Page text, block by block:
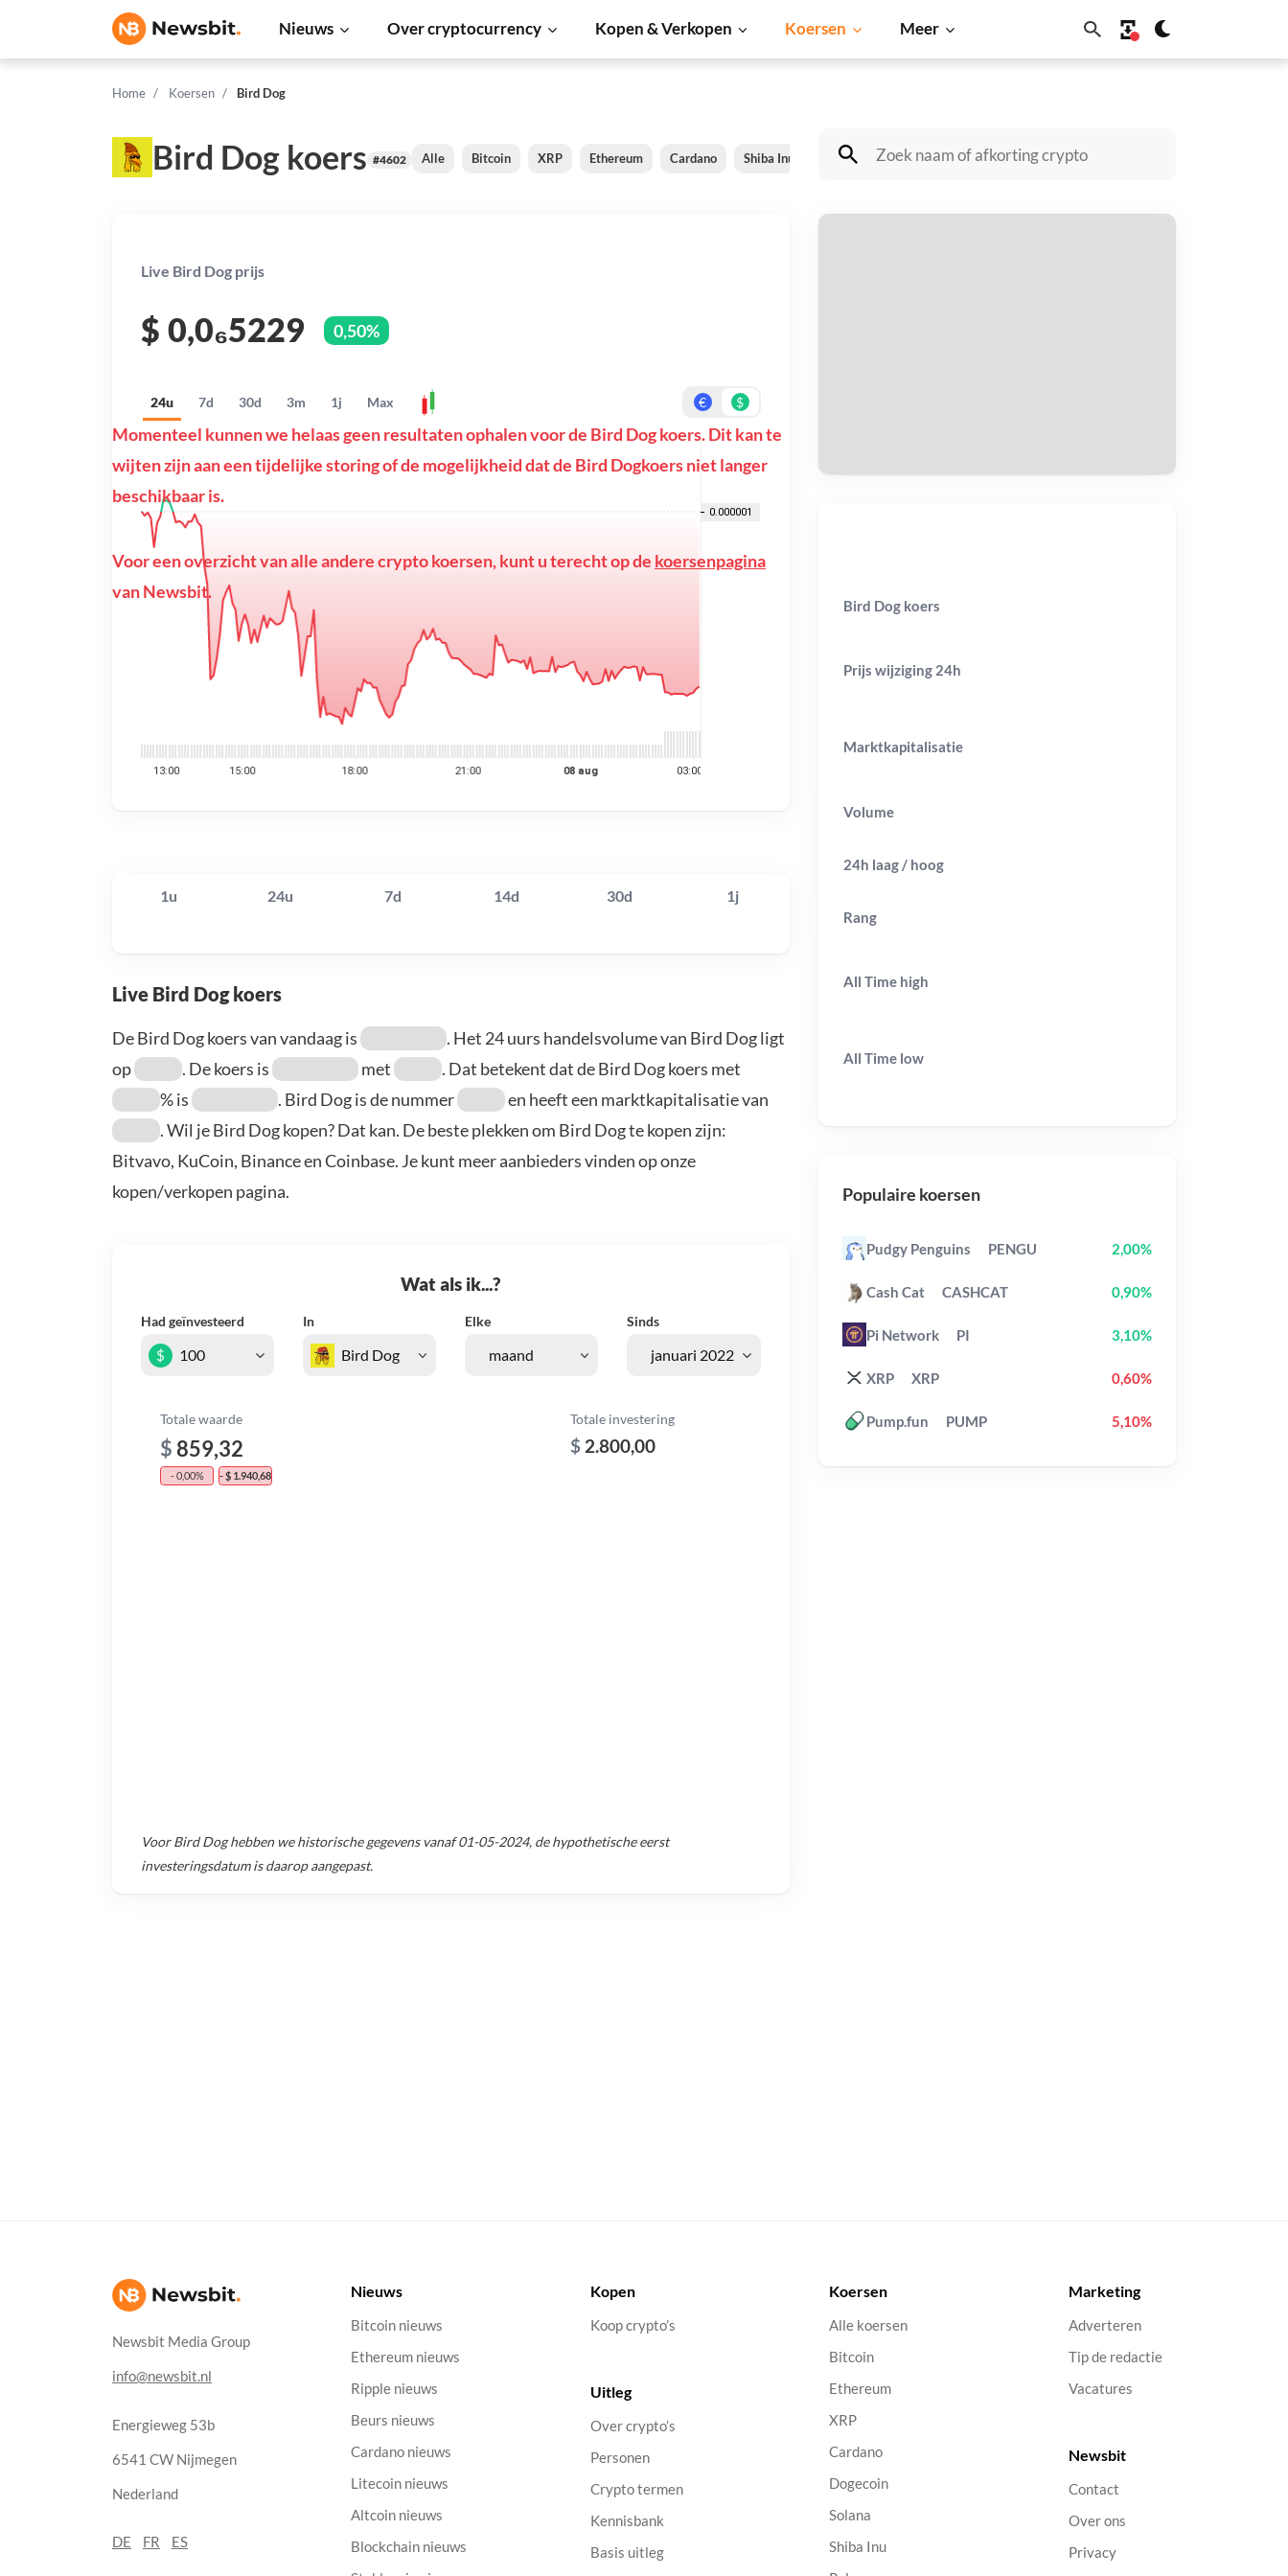
Nieuws Over cryptocurrency Kopen & Verkopen Koersen Meer
Home Koersen Bird Dog
Bird Dog koers #4602 Alle Bitcoin XRP Ethereum Cardano Shiba Inu Dogecoin Solana BNB
Live Bird Dog prijs
$ 0,0₆5229 0,50%
24u 7d 30d 3m 1j Max € $
Momenteel kunnen we helaas geen resultaten ophalen voor de Bird Dog koers. Dit kan te
wijten zijn aan een tijdelijke storing of de mogelijkheid dat de Bird Dogkoers niet langer
beschikbaar is.
Voor een overzicht van alle andere crypto koersen, kunt u terecht op de koersenpagina
van Newsbit.
1u 24u 7d 14d 30d 1j
Live Bird Dog koers
De Bird Dog koers van vandaag is
. Het 24 uurs handelsvolume van Bird Dog ligt
op
. De koers is met
. Dat betekent dat de Bird Dog koers met
% is
. Bird Dog is de nummer
en heeft een marktkapitalisatie van
. Wil je Bird Dog kopen? Dat kan. De beste plekken om Bird Dog te kopen zijn:
Bitvavo, KuCoin, Binance en Coinbase. Je kunt meer aanbieders vinden op onze
kopen/verkopen pagina.
Wat als ik...?
Had geïnvesteerd In Elke Sinds
$
Totale waarde
$ 859,32
- 0,00% - $ 1.940,68
Totale investering
$ 2.800,00
VoorBird Doghebben we historische gegevens vanaf01-05-2024, de hypothetische eerst
investeringsdatum is daarop aangepast.
Bird Dog koers
Prijs wijziging 24h
Marktkapitalisatie
Volume
24h laag / hoog
Rang
All Time high
All Time low
Populaire koersen
Pudgy Penguins PENGU 2,00%
Cash Cat CASHCAT 0,90%
Pi Network PI 3,10%
XRP XRP 0,60%
Pump.fun PUMP 5,10%
Newsbit Media Group
info@newsbit.nl
Energieweg 53b
6541 CW Nijmegen
Nederland
DE FR ES
Nieuws
Bitcoin nieuws
Ethereum nieuws
Ripple nieuws
Beurs nieuws
Cardano nieuws
Litecoin nieuws
Altcoin nieuws
Blockchain nieuws
Kopen
Koop crypto’s
Uitleg
Over crypto’s
Personen
Crypto termen
Kennisbank
Basis uitleg
Koersen
Alle koersen
Bitcoin
Ethereum
XRP
Cardano
Dogecoin
Solana
Shiba Inu
Marketing
Adverteren
Tip de redactie
Vacatures
Newsbit
Contact
Over ons
Privacy